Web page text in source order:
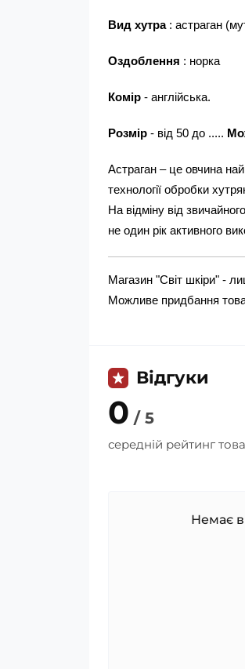
Вид хутра: астраган
Оздоблення : норка
Комір - англійська.
Розмір - від 50 до .....
Астраган – це овчина
технології обробки
На відміну від
не один рік активного
Магазин "Світ шкіри" -
Можливе придбання
Відгуки
0 / 5
середній рейтинг
Немає